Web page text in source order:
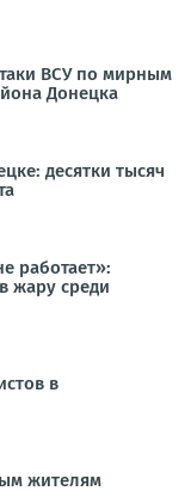
ВСУ по мирным
Донецка
десятки тысяч
работает»:
жару среди
в
жителям